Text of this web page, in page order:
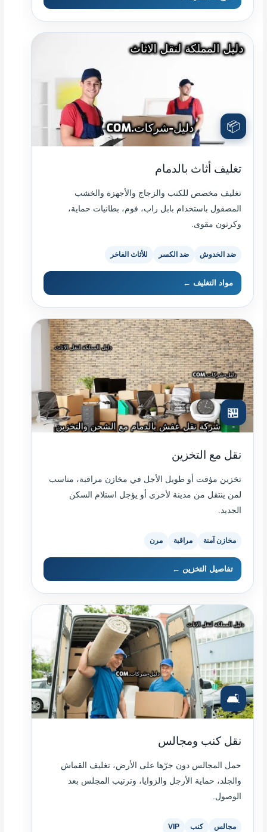
📦
تغليف أثاث بالدمام
تغليف مخصص للكنب والزجاج والأجهزة والخشب
المصقول باستخدام بابل راب، فوم، بطانيات حماية،
وكرتون مقوى.
ضد الخدوش ضد الكسر للأثاث الفاخر
مواد التغليف ←
🏪
نقل مع التخزين
تخزين مؤقت أو طويل الأجل في مخازن مراقبة، مناسب
لمن ينتقل من مدينة لأخرى أو يؤجل استلام السكن
الجديد.
مخازن آمنة مراقبة مرن
تفاصيل التخزين ←
🛋️
نقل كنب ومجالس
حمل المجالس دون جرّها على الأرض، تغليف القماش
والجلد، حماية الأرجل والزوايا، وترتيب المجلس بعد
الوصول.
مجالس كنب VIP